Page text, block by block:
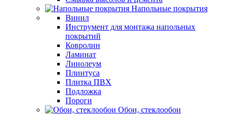
Напольные покрытия
Винил
Инструмент для монтажа напольных
покрытий
Ковролин
Ламинат
Линолеум
Плинтуса
Плитка ПВХ
Подложка
Пороги
Обои, стеклообои